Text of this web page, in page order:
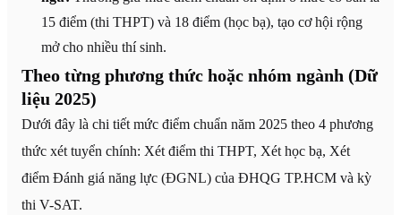
15 điểm (thi THPT) và 18 điểm (học bạ), tạo cơ hội rộng
mở cho nhiều thí sinh.
Theo từng phương thức hoặc nhóm ngành (Dữ
liệu 2025)
Dưới đây là chi tiết mức điểm chuẩn năm 2025 theo 4 phương
thức xét tuyển chính: Xét điểm thi THPT, Xét học bạ, Xét
điểm Đánh giá năng lực (ĐGNL) của ĐHQG TP.HCM và kỳ
thi V-SAT.